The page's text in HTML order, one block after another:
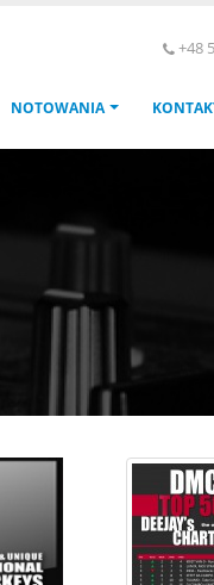
+48
NOTOWANIA